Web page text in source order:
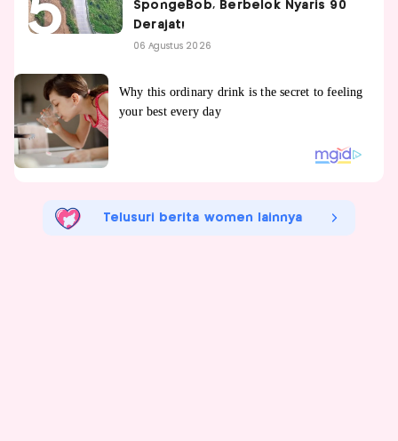
SpongeBob, Berbelok Nyaris 90
Derajat!
06 Agustus 2026
Telusuri berita women lainnya